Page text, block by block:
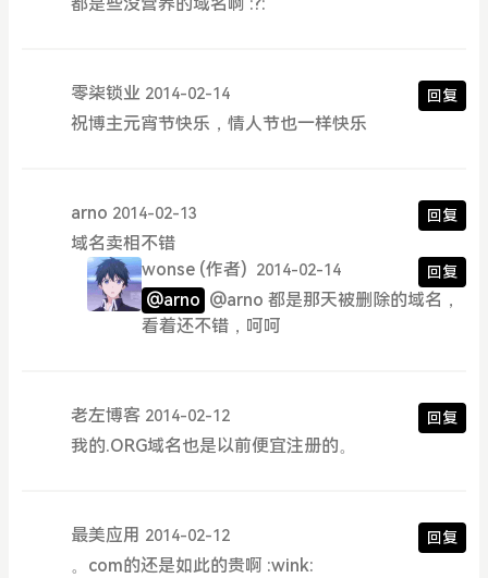
零柒锁业 2014-02-14 回复
祝博主元宵节快乐，情人节也一样快乐
arno 2014-02-13 回复
域名卖相不错
wonse (作者) 2014-02-14 回复
@arno @arno 都是那天被删除的域名，
看着还不错，呵呵
老左博客 2014-02-12 回复
我的.ORG域名也是以前便宜注册的。
最美应用 2014-02-12 回复
。com的还是如此的贵啊 :wink: